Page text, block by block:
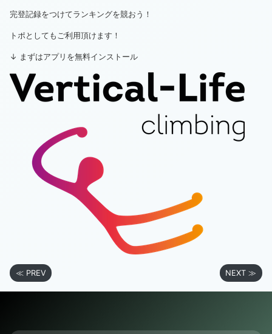
完登記録をつけてランキングを競おう！
トポとしてもご利用頂けます！
↓ まずはアプリを無料インストール
≪ PREV NEXT ≫